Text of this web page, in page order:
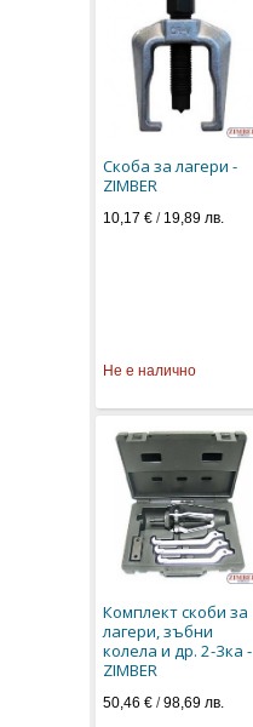
Скоба за лагери -
ZIMBER
10,17 € / 19,89 лв.
Не е налично
Комплект скоби за
лагери, зъбни
колела и др. 2-3ка -
ZIMBER
50,46 € /98,69 лв.